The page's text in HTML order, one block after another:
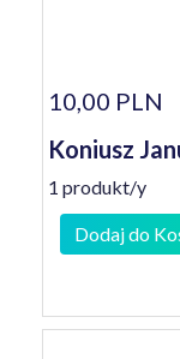
10,00 PLN
Koniusz
1 produkt/y
Dodaj do